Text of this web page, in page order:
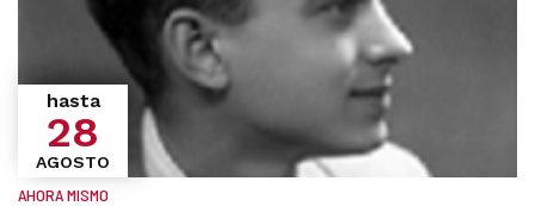
hasta
28
AGOSTO
AHORA MISMO